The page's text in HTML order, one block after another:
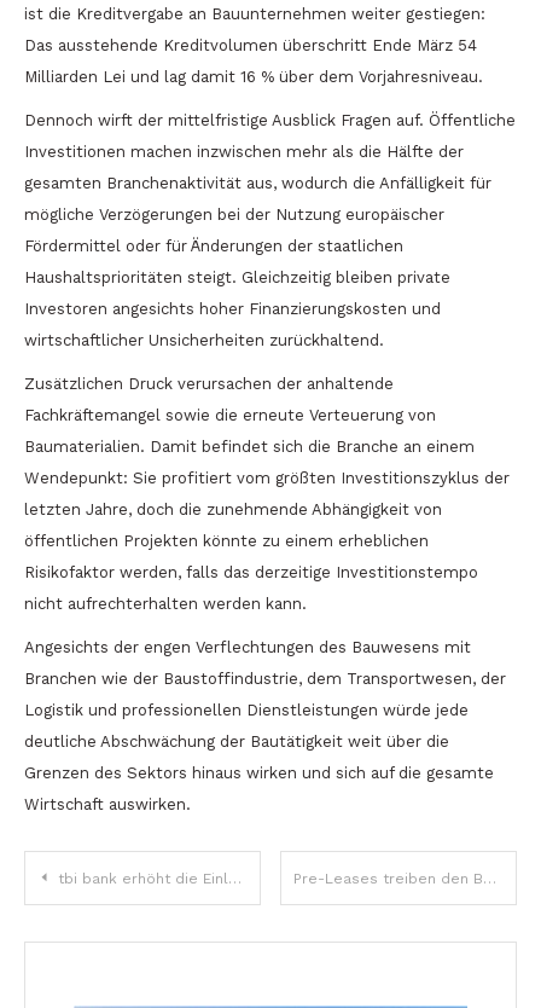
ist die Kreditvergabe an Bauunternehmen weiter gestiegen:
Das ausstehende Kreditvolumen überschritt Ende März 54
Milliarden Lei und lag damit 16 % über dem Vorjahresniveau.
Dennoch wirft der mittelfristige Ausblick Fragen auf. Öffentliche
Investitionen machen inzwischen mehr als die Hälfte der
gesamten Branchenaktivität aus, wodurch die Anfälligkeit für
mögliche Verzögerungen bei der Nutzung europäischer
Fördermittel oder für Änderungen der staatlichen
Haushaltsprioritäten steigt. Gleichzeitig bleiben private
Investoren angesichts hoher Finanzierungskosten und
wirtschaftlicher Unsicherheiten zurückhaltend.
Zusätzlichen Druck verursachen der anhaltende
Fachkräftemangel sowie die erneute Verteuerung von
Baumaterialien. Damit befindet sich die Branche an einem
Wendepunkt: Sie profitiert vom größten Investitionszyklus der
letzten Jahre, doch die zunehmende Abhängigkeit von
öffentlichen Projekten könnte zu einem erheblichen
Risikofaktor werden, falls das derzeitige Investitionstempo
nicht aufrechterhalten werden kann.
Angesichts der engen Verflechtungen des Bauwesens mit
Branchen wie der Baustoffindustrie, dem Transportwesen, der
Logistik und professionellen Dienstleistungen würde jede
deutliche Abschwächung der Bautätigkeit weit über die
Grenzen des Sektors hinaus wirken und sich auf die gesamte
Wirtschaft auswirken.
Beitragsnavigation
tbi bank erhöht die Einlagenzinsen auf bis zu 7 % und führt flexiblere Bedingungen für vorzeitige Auszahlungen ein Pre-Leases treiben den Büroimmobilienmarkt in Bukarest an: Zeichen der Erholung, aber auch der Nachfrageverschiebung